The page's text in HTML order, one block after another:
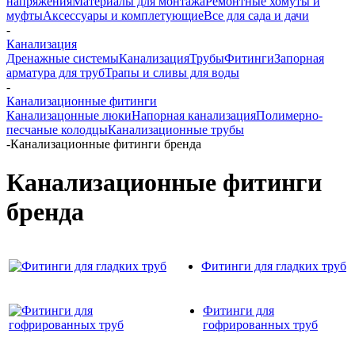
муфтыАксессуары и комплетующиеВсе для сада и дачи
-
Канализация
Дренажные системыКанализацияТрубыФитингиЗапорная
арматура для трубТрапы и сливы для воды
-
Канализационные фитинги
Канализацонные люкиНапорная канализацияПолимерно-
песчаные колодцыКанализационные трубы
-Канализационные фитинги бренда
Канализационные фитинги
бренда
Фитинги для гладких труб
Фитинги для
гофрированных труб